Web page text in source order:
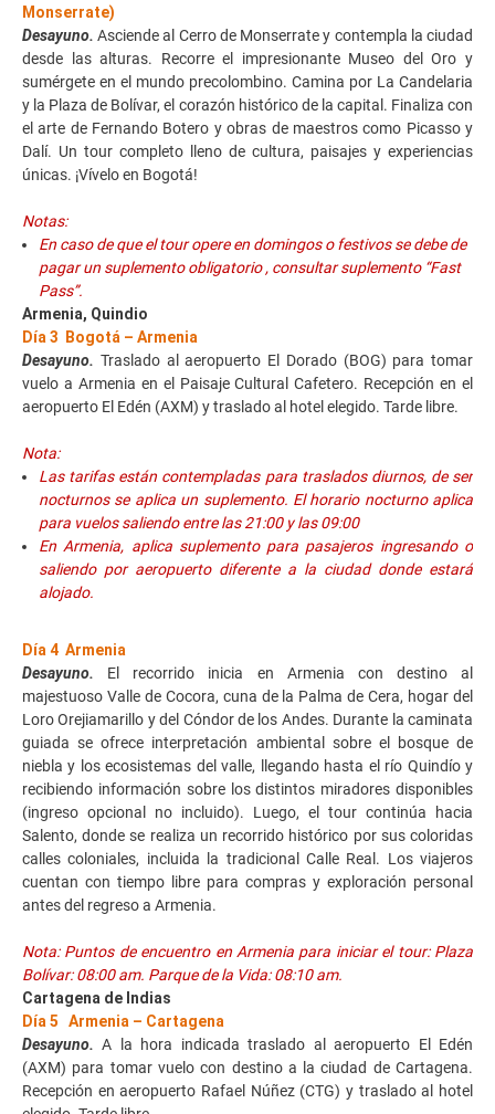
Monserrate)
Desayuno. Asciende al Cerro de Monserrate y contempla la ciudad
desde las alturas. Recorre el impresionante Museo del Oro y
sumérgete en el mundo precolombino. Camina por La Candelaria
y la Plaza de Bolívar, el corazón histórico de la capital. Finaliza con
el arte de Fernando Botero y obras de maestros como Picasso y
Dalí. Un tour completo lleno de cultura, paisajes y experiencias
únicas. ¡Vívelo en Bogotá!
Notas:
En caso de que el tour opere en domingos o festivos se debe de
pagar un suplemento obligatorio , consultar suplemento “Fast
Pass”.
Armenia, Quindio
Día 3 Bogotá – Armenia
Desayuno. Traslado al aeropuerto El Dorado (BOG) para tomar
vuelo a Armenia en el Paisaje Cultural Cafetero. Recepción en el
aeropuerto El Edén (AXM) y traslado al hotel elegido. Tarde libre.
Nota:
Las tarifas están contempladas para traslados diurnos, de ser
nocturnos se aplica un suplemento. El horario nocturno aplica
para vuelos saliendo entre las 21:00 y las 09:00
En Armenia, aplica suplemento para pasajeros ingresando o
saliendo por aeropuerto diferente a la ciudad donde estará
alojado.
Día 4 Armenia
Desayuno. El recorrido inicia en Armenia con destino al
majestuoso Valle de Cocora, cuna de la Palma de Cera, hogar del
Loro Orejiamarillo y del Cóndor de los Andes. Durante la caminata
guiada se ofrece interpretación ambiental sobre el bosque de
niebla y los ecosistemas del valle, llegando hasta el río Quindío y
recibiendo información sobre los distintos miradores disponibles
(ingreso opcional no incluido). Luego, el tour continúa hacia
Salento, donde se realiza un recorrido histórico por sus coloridas
calles coloniales, incluida la tradicional Calle Real. Los viajeros
cuentan con tiempo libre para compras y exploración personal
antes del regreso a Armenia.
Nota: Puntos de encuentro en Armenia para iniciar el tour: Plaza
Bolívar: 08:00 am. Parque de la Vida: 08:10 am.
Cartagena de Indias
Día 5 Armenia – Cartagena
Desayuno. A la hora indicada traslado al aeropuerto El Edén
(AXM) para tomar vuelo con destino a la ciudad de Cartagena.
Recepción en aeropuerto Rafael Núñez (CTG) y traslado al hotel